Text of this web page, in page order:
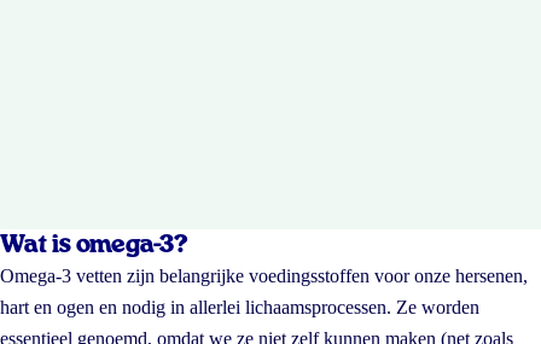
Wat is omega-3?
Omega-3 vetten zijn belangrijke voedingsstoffen voor onze hersenen,
hart en ogen en nodig in allerlei lichaamsprocessen. Ze worden
essentieel genoemd, omdat we ze niet zelf kunnen maken (net zoals